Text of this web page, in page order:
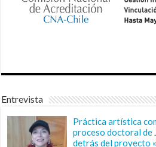
Entrevista
Práctica artística
proceso doctoral de
detrás del proyecto